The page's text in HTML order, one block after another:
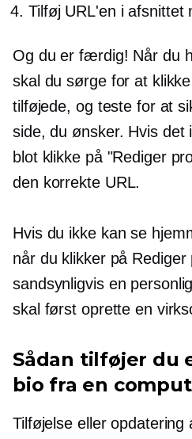
Tilføj URL'en i afsnittet
Og du er færdig! Når du
skal du sørge for at
tilføjede, og teste for at
side, du ønsker. Hvis det
blot klikke på "Rediger
den korrekte URL.
Hvis du ikke kan se
når du klikker på
sandsynligvis en
skal først oprette en
Sådan tilføjer du
bio fra en
Tilføjelse eller opdatering